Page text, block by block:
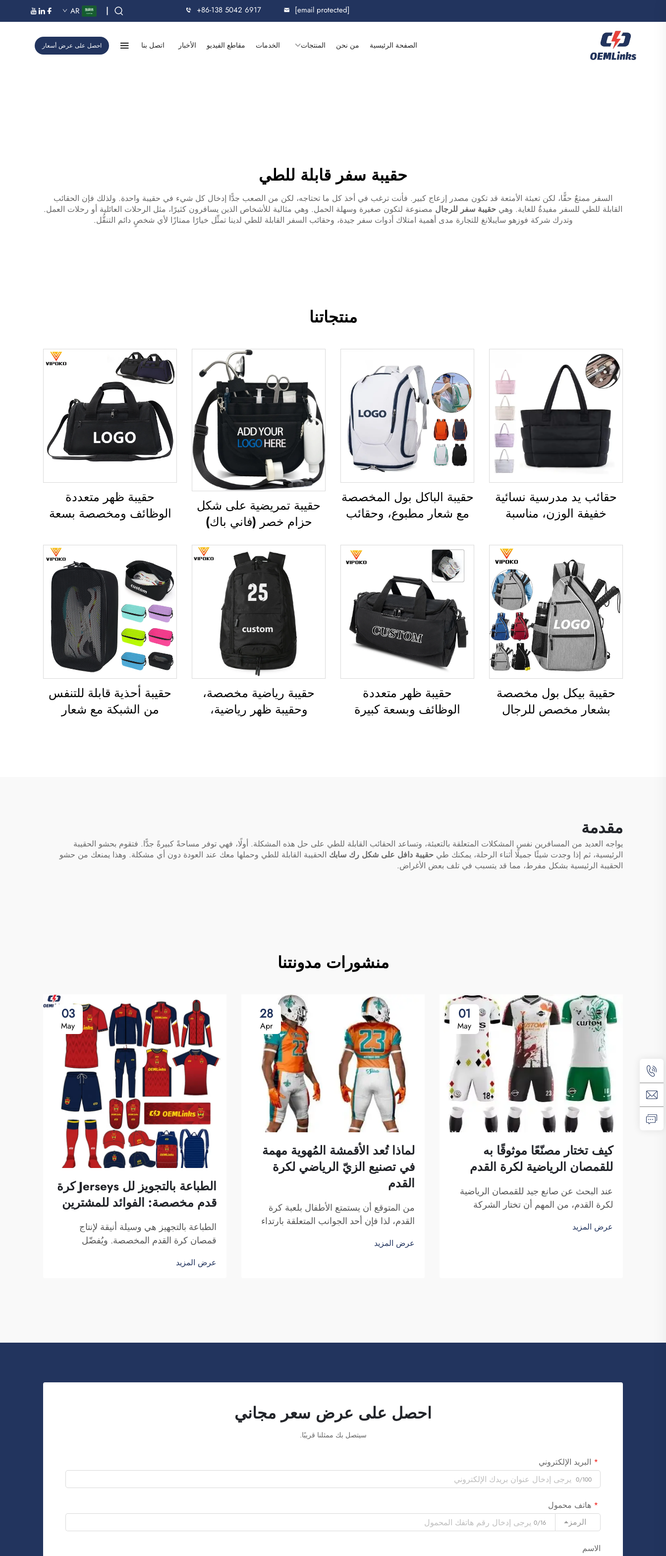
+86-138 5042 6917 [email protected]
|
AR
الصفحة الرئيسية من نحن المنتجات الخدمات مقاطع الفيديو الأخبار اتصل بنا احصل على عرض أسعار
حقيبة سفر قابلة للطي
السفر ممتعٌ حقًّا، لكن تعبئة الأمتعة قد تكون مصدر إزعاج كبير. فأنت ترغب في أخذ كل ما تحتاجه، لكن من الصعب جدًّا إدخال كل شيء في حقيبة واحدة. ولذلك فإن الحقائب
القابلة للطي للسفر مفيدةٌ للغاية. وهي حقيبة سفر للرجال مصنوعة لتكون صغيرة وسهلة الحمل. وهي مثالية للأشخاص الذين يسافرون كثيرًا، مثل الرحلات العائلية أو رحلات العمل.
وتدرك شركة فوزهو سايبلانغ للتجارة مدى أهمية امتلاك أدوات سفر جيدة، وحقائب السفر القابلة للطي لدينا تمثِّل خيارًا ممتازًا لأي شخصٍ دائم التنقُّل.
منتجاتنا
حقائب يد مدرسية نسائية
خفيفة الوزن، مناسبة
والسفر، وحقائب يد ناعمة
للسيدات العاملات في
المكاتب، ومقاومة للماء،
مصنوعة من البوليستر
حقيبة الباكل بول المخصصة
مع شعار مطبوع، وحقائب
الطائر، وحقيبة ريشة الطائر
لمضرب الريشة، وحقيبة
البادل والتنس وريشة
الطائر لمضارب الريشة
حقيبة تمريضية على شكل
حزام خصر (فاني باك)
جيبي يحتوي على أقسام
متعددة، وسحّاب، ومنظمة
خاصة بالممرضين
والممرضات، وحقائب
تمريض طبية
حقيبة ظهر متعددة
الوظائف ومخصصة بسعة
بدنية للرجال والنساء،
مقاومة للماء، تحتوي على
مساحة مخصصة لأحذية،
حقيبة سفر نوع دافل، حقيبة
دافل
حقيبة بيكل بول مخصصة
بشعار مخصص للرجال
حقيبة ظهر متعددة
الوظائف وبسعة كبيرة
حقيبة رياضية مخصصة،
وحقيبة ظهر رياضية،
حقيبة أحذية قابلة للتنفس
من الشبكة مع شعار
مقدمة
يواجه العديد من المسافرين نفس المشكلات المتعلقة بالتعبئة، وتساعد الحقائب القابلة للطي على حل هذه المشكلة. أولًا، فهي توفر مساحةً كبيرةً جدًّا. فتقوم بحشو الحقيبة
الرئيسية، ثم إذا وجدت شيئًا جميلًا أثناء الرحلة، يمكنك طي حقيبة دافل على شكل رك سابك الحقيبة القابلة للطي وحملها معك عند العودة دون أي مشكلة. وهذا يمنعك من حشو
الحقيبة الرئيسية بشكل مفرط، مما قد يتسبب في تلف بعض الأغراض.
منشورات مدونتنا
01
May
كيف تختار مصنّعًا موثوقًا به
للقمصان الرياضية لكرة القدم
عند البحث عن صانع جيد للقمصان الرياضية
لكرة القدم، من المهم أن تختار الشركة
قمصانًا رياضيةً عالية الجودة. وتشكل شركة
عرض المزيد
28
Apr
لماذا تُعد الأقمشة المُهوية مهمة
في تصنيع الزيّ الرياضي لكرة
القدم
من المتوقع أن يستمتع الأطفال بلعبة كرة
القدم، لذا فإن أحد الجوانب المتعلقة بارتداء
ارتدائه. وما أعتبره مهماً في المادة
عرض المزيد
03
May
الطباعة بالتجويز لل Jerseys كرة
قدم مخصصة: الفوائد للمشترين
الطباعة بالتجهيز هي وسيلة أنيقة لإنتاج
قمصان كرة القدم المخصصة. ويُفضّل
إمكانية طباعة أي تصميم أو لون أو شعار
عرض المزيد
احصل على عرض سعر مجاني
سيتصل بك ممثلنا قريبًا.
البريد الإلكتروني
0/100
هاتف محمول
الرمز
0/16
الاسم